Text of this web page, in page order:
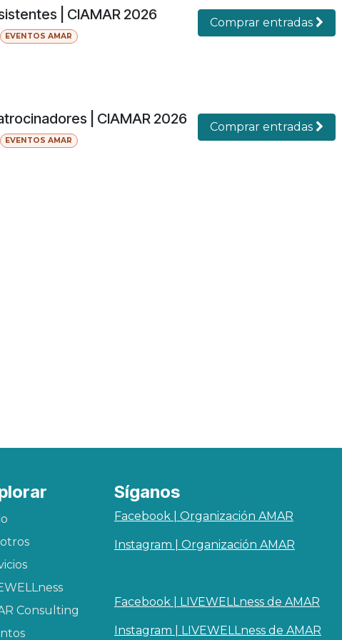
| CIAMAR 2026
EVENTOS AMAR
Comprar entradas
| CIAMAR 2026
EVENTOS AMAR
Comprar entradas
Consulting
Síganos
Facebook | Organización AMAR
Instagram | Organización AMAR
Facebook | LIVEWELLness de AMAR
Instagram | LIVEWELLness de AMAR